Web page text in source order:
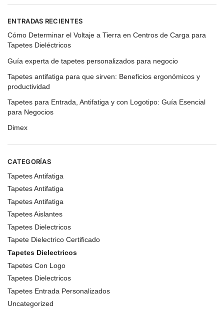
ENTRADAS RECIENTES
Cómo Determinar el Voltaje a Tierra en Centros de Carga para
Tapetes Dieléctricos
Guía experta de tapetes personalizados para negocio
Tapetes antifatiga para que sirven: Beneficios ergonómicos y
productividad
Tapetes para Entrada, Antifatiga y con Logotipo: Guía Esencial
para Negocios
Dimex
CATEGORÍAS
Tapetes Antifatiga
Tapetes Antifatiga
Tapetes Antifatiga
Tapetes Aislantes
Tapetes Dielectricos
Tapete Dielectrico Certificado
Tapetes Dielectricos
Tapetes Con Logo
Tapetes Dielectricos
Tapetes Entrada Personalizados
Uncategorized